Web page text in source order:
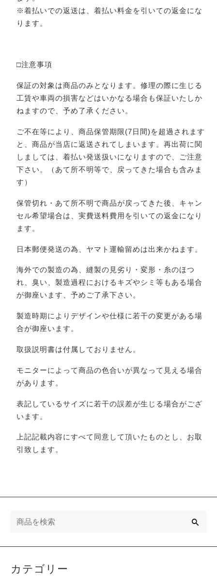
※着払いでの返送は、着払い料金を引いての返金にな
ります。
□注意事項
保証の対象は商品のみとなります。修理の際に生じる
工賃や車両の損害などはいかなる場合も保証いたしか
ねますので、予め了承ください。
ご不在等により、商品保管期限(7日間)を超過されます
と、商品が当店に返送されてしまいます。再出荷に関
しましては、着払い発送扱いになりますので、ご注意
下さい。（あて所不明等で、戻ってきた場合も含みま
す）
保管切れ・あて所不明で商品が戻ってきた後、キャン
セル希望場合は、実費送料費用を引いての返金になり
ます。
日本郵便発送の為、ヤマト運輸留めは出来かねます。
海外での製造の為、縫製の見劣り・変形・糸のほつ
れ、臭い、製造過程におけるキズやシミ等もある場合
が御座います、予めご了承下さい。
製造時期によりデザインや仕様に若干の変更がある場
合が御座います。
取扱説明書は付属しておりません。
モニターによって商品の色合いが異なって見える場合
があります。
表記しているサイズに若干の誤差が生じる場合がござ
います。
上記記載内容にすべて同意して頂いたものとし、お取
引致します。
カテゴリー